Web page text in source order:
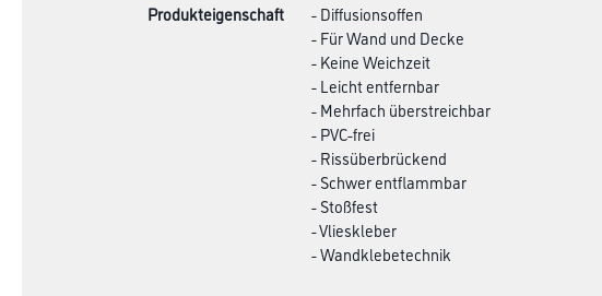
Produkteigenschaft
- Diffusionsoffen
- Für Wand und Decke
- Keine Weichzeit
- Leicht entfernbar
- Mehrfach überstreichbar
- PVC-frei
- Rissüberbrückend
- Schwer entflammbar
- Stoßfest
- Vlieskleber
- Wandklebetechnik